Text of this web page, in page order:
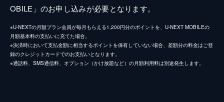
OBILE」のお申し込みが必要となります。
※U-NEXTの月額プラン会員が毎月もらえる1,200円分のポイントを、U-NEXT MOBILEの
月額基本料の支払いに充てた場合。
※決済時において支払金額に相当するポイントを保有していない場合、差額分の料金はご登
録のクレジットカードでのお支払いとなります。
※通話料、SMS通信料、オプション（かけ放題など）の月額利用料は別途発生します。